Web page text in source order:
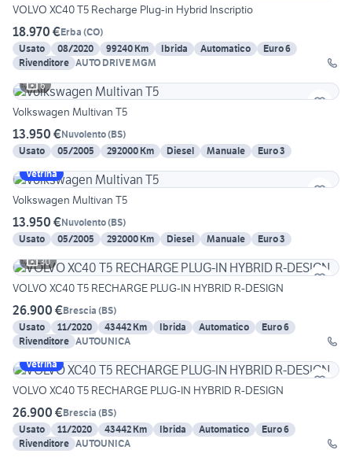
VOLVO XC40 T5 Recharge Plug-in Hybrid Inscriptio
18.970 €Erba (CO)
Usato
08/2020 99240 Km Ibrida Automatico
Euro 6
Rivenditore AUTO DRIVE MGM
6
Volkswagen Multivan T5
13.950 €Nuvolento(BS)
Usato
05/2005 292000 Km Diesel Manuale
Euro 3
Vetrina
Volkswagen Multivan T5
13.950 €Nuvolento(BS)
Usato
05/2005 292000 Km Diesel Manuale
Euro 3
30
VOLVO XC40 T5 RECHARGE PLUG-IN HYBRID R-DESIGN
26.900 €Brescia (BS)
Usato
11/2020 43442 Km Ibrida Automatico
Euro 6
Rivenditore AUTOUNICA
Vetrina
VOLVO XC40 T5 RECHARGE PLUG-IN HYBRID R-DESIGN
26.900 €Brescia (BS)
Usato
11/2020 43442 Km Ibrida Automatico
Euro 6
Rivenditore AUTOUNICA